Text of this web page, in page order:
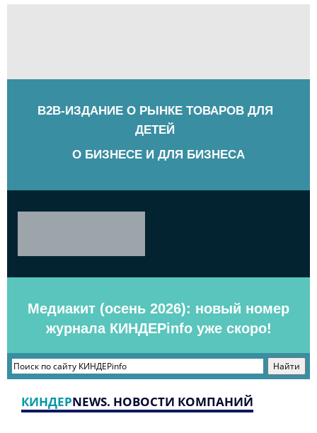
B2B-ИЗДАНИЕ О РЫНКЕ ТОВАРОВ ДЛЯ
ДЕТЕЙ
О БИЗНЕСЕ И ДЛЯ БИЗНЕСА
Медиакит (осень 2026): новый номер
журнала КИНДЕРinfo уже скоро!
КИНДЕРNEWS. НОВОСТИ КОМПАНИЙ